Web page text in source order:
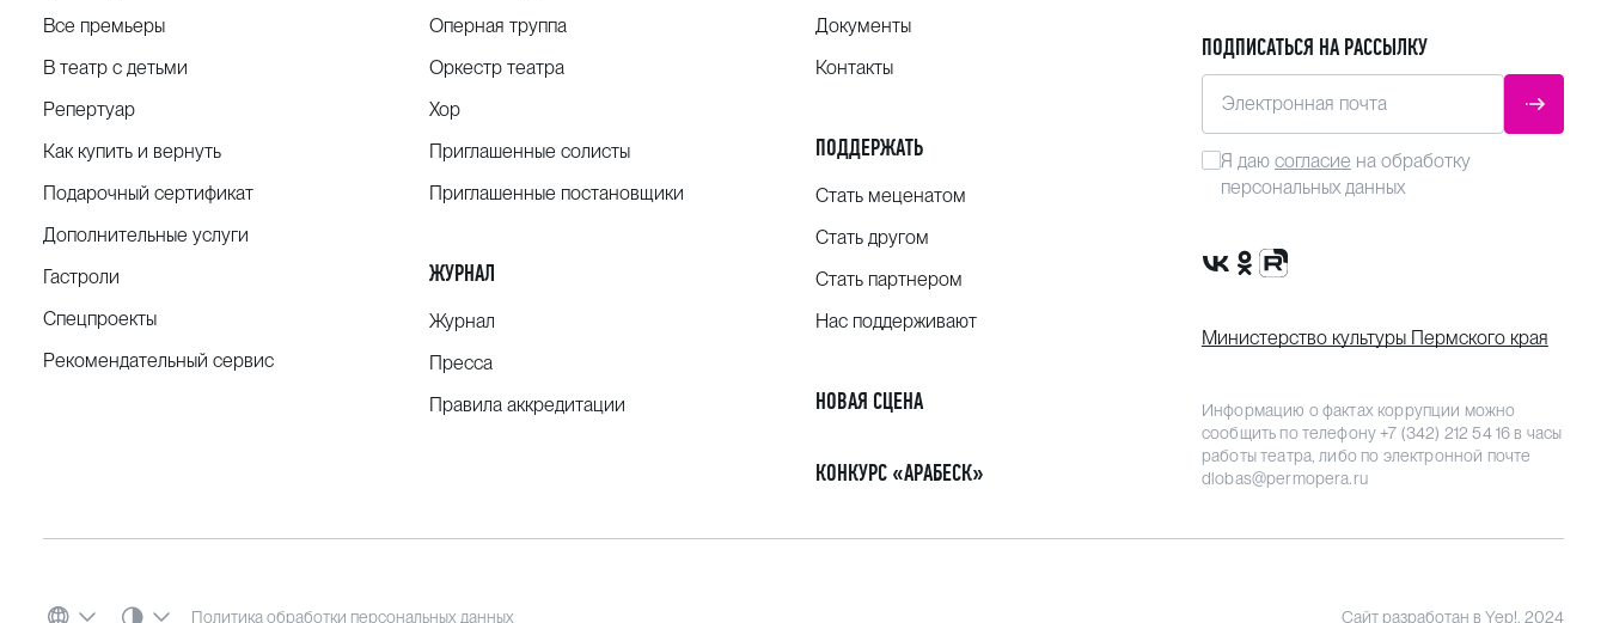
Все премьеры
В театр с детьми
Репертуар
Как купить и вернуть
Подарочный сертификат
Дополнительные услуги
Гастроли
Спецпроекты
Рекомендательный сервис
Оперная труппа
Оркестр театра
Хор
Приглашенные солисты
Приглашенные постановщики
ЖУРНАЛ
Журнал
Пресса
Правила аккредитации
Документы
Контакты
ПОДДЕРЖАТЬ
Стать меценатом
Стать другом
Стать партнером
Нас поддерживают
НОВАЯ СЦЕНА
КОНКУРС «АРАБЕСК»
ПОДПИСАТЬСЯ НА РАССЫЛКУ
Электронная почта
Я даю согласие на обработку
персональных данных
Сообщество VK
Группа в одноклассниках
Канал Rutube
Министерство культуры Пермского края
Информацию о фактах коррупции можно
сообщить по телефону+7 (342) 212 54 16 в часы
работы театра, либо по электронной почте
dlobas@permopera.ru
Политика обработки персональных данных
СИСТЕМНАЯ ТЕМА Сайт разработан в Yep!, 2024